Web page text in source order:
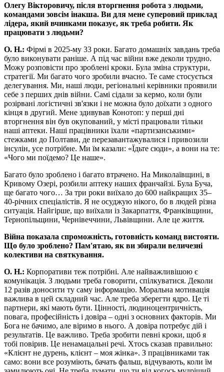
Олегу Вікторовичу, після вторгнення робота з людьми,
командами зовсім інакша. Ви для мене суперовий приклад
лідера, який вчинками показує, як треба робити. Як
працювати з людьми?
О. Н.: Фірмі в 2025-му 33 роки. Багато домашніх завдань треба
було виконувати раніше. А під час війни вже деколи трудно.
Можу розповісти про зроблені кроки. Була зміна структури,
стратегії. Ми багато чого зробили вчасно. Те саме стосується
делегування. Ми, наші люди, регіональні керівники проявили
себе з перших днів війни. Самі сідали за кермо, коли були
розірвані логістичні зв'язки і не можна було доїхати з одного
кінця в другий. Мене здивував Конотоп: у перші дні
вторгнення він був окупований, у місті працювали тільки
наші аптеки. Наші працівники їхали «партизанськими»
стежками до Полтави, де перезавантажувалися і привозили
інсулін, усе потрібне. Ми їм казали: «Їдьте сюди», а вони на те:
«Чого ми поїдемо? Це наше».
Багато було зроблено і багато втрачено. На Миколаївщині, в
Кривому Озері, розбили аптеку наших франчайзі. Була Буча,
ще багато чого… За три роки виїхало до 600 найкращих 35–
40-річних спеціалістів. Я не осуджую нікого, бо в людей різна
ситуація. Найгірше, що виїхали із Закарпаття, Франківщини,
Тернопільщини, Чернівеччини, Львівщини. Але це життя.
Війна показала спроможність, готовність команд вистояти.
Що було зроблено? Пам'ятаю, як ви збирали величезні
колективи на святкування.
О. Н.: Корпоративи теж потрібні. Але найважливішою є
комунікація. З людьми треба говорити, спілкуватися. Деколи
12 разів доносити ту саму інформацію. Моральна мотивація
важлива в цей складний час. Але треба зберегти ядро. Це ті
партнери, які мають бути. Цінності, людиноцентричність,
повага, професійність і довіра – одні з основних факторів. Ми
Бога не бачимо, але віримо в нього. А довіра потребує дій і
результатів. Це важливо. Треба зробити певні кроки, щоб я
тобі повірив. Це ненамацальні речі. Хтось сказав правильно:
«Клієнт не дурень, клієнт – моя жінка». З працівниками так
само: вони все розуміють, бачать фальш, відчувають, коли їм